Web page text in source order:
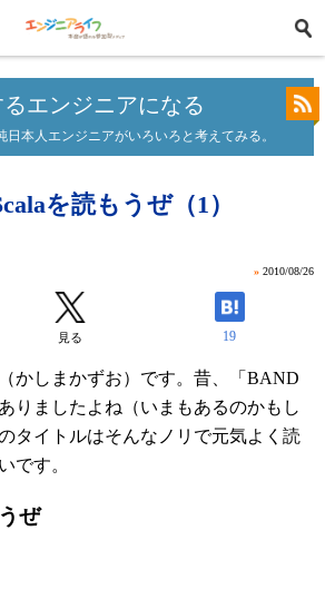
エンジニアになる
本人エンジニアがいろいろと考えてみる。
を読もうぜ（1）
» 2010/08/26
見る 19
かしまかずお）です。昔、「BAND
りましたよね（いまもあるのかもし
タイトルはそんなノリで元気よく読
です。
ぜ